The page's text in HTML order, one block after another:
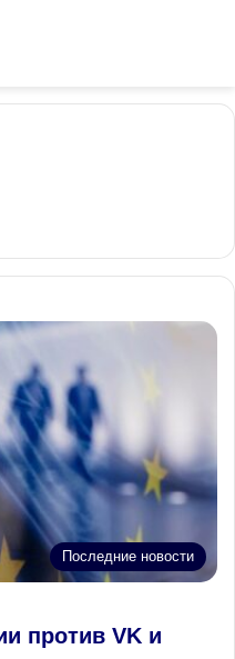
Последние новости
против VK и